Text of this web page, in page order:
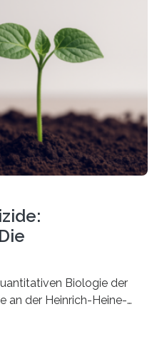
Es konnte als neue
werden und trägt
primaevus. Dieser erste
in Bernstein
einer
dar, denn…
Biologie der
an der Heinrich-Heine-
auf